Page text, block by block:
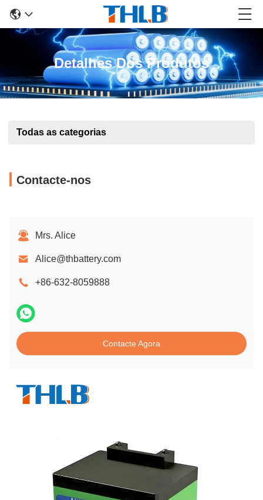
Detalhes Dos Produtos
Todas as categorias
Contacte-nos
Mrs. Alice
Alice@thbattery.com
+86-632-8059888
Contacte Agora